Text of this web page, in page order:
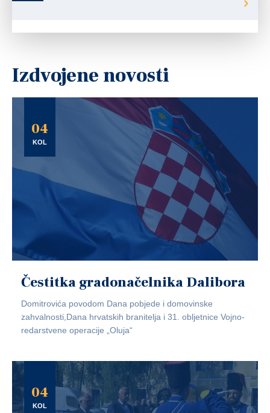
Izdvojene novosti
04
KOL
Čestitka gradonačelnika Dalibora
Domitrovića povodom Dana pobjede i domovinske
zahvalnosti,Dana hrvatskih branitelja i 31. obljetnice Vojno-
redarstvene operacije „Oluja“
04
KOL